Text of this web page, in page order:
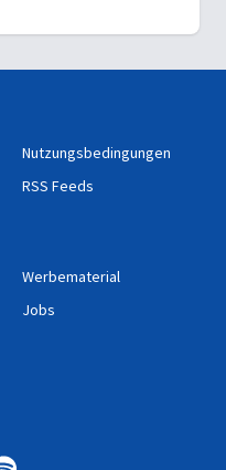
Nutzungsbedingungen
RSS Feeds
Werbematerial
Jobs